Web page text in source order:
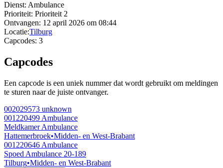
Dienst: Ambulance
Prioriteit: Prioriteit 2
Ontvangen: 12 april 2026 om 08:44
Locatie:Tilburg
Capcodes: 3
Capcodes
Een capcode is een uniek nummer dat wordt gebruikt om meldingen
te sturen naar de juiste ontvanger.
002029573 unknown
001220499 Ambulance
Meldkamer Ambulance
Hattemerbroek•Midden- en West-Brabant
001220646 Ambulance
Spoed Ambulance 20-189
Tilburg•Midden- en West-Brabant